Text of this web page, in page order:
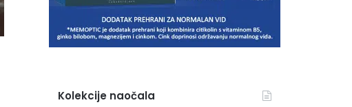
Kolekcije naočala